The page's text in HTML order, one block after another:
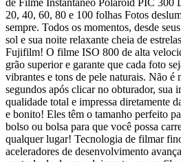
de Filme Instantâneo Polaroid PIC 300
20, 40, 60, 80 e 100 folhas Fotos
sempre. Todos os momentos, desde
sol e sua noite relaxante cheia de
Fujifilm! O filme ISO 800 de alta
grão superior e garante que cada foto
vibrantes e tons de pele naturais. Não é
segundos após clicar no obturador, sua
qualidade total e impressa diretamente
e bonito! Eles têm o tamanho perfeito
bolso ou bolsa para que você possa
qualquer lugar! Tecnologia de filmar
aceleradores de desenvolvimento